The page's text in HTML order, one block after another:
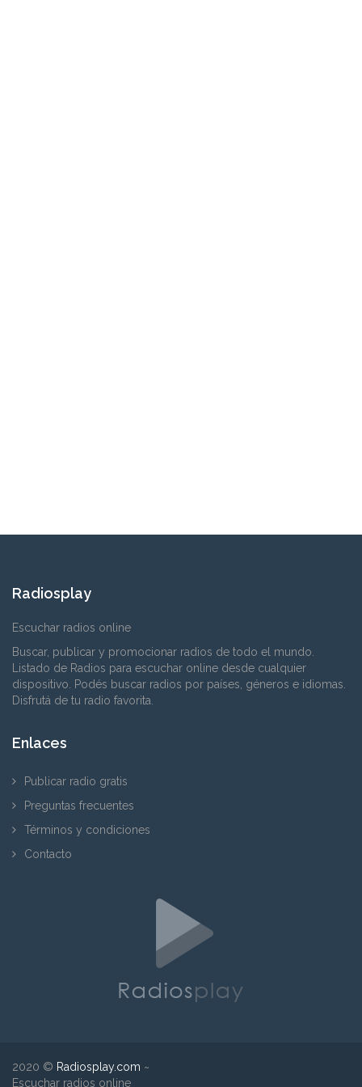
Radiosplay
Escuchar radios online
Buscar, publicar y promocionar radios de todo el mundo.
Listado de Radios para escuchar online desde cualquier
dispositivo. Podés buscar radios por países, géneros e idiomas.
Disfrutá de tu radio favorita.
Enlaces
Publicar radio gratis
Preguntas frecuentes
Términos y condiciones
Contacto
2020 © Radiosplay.com ~
Escuchar radios online